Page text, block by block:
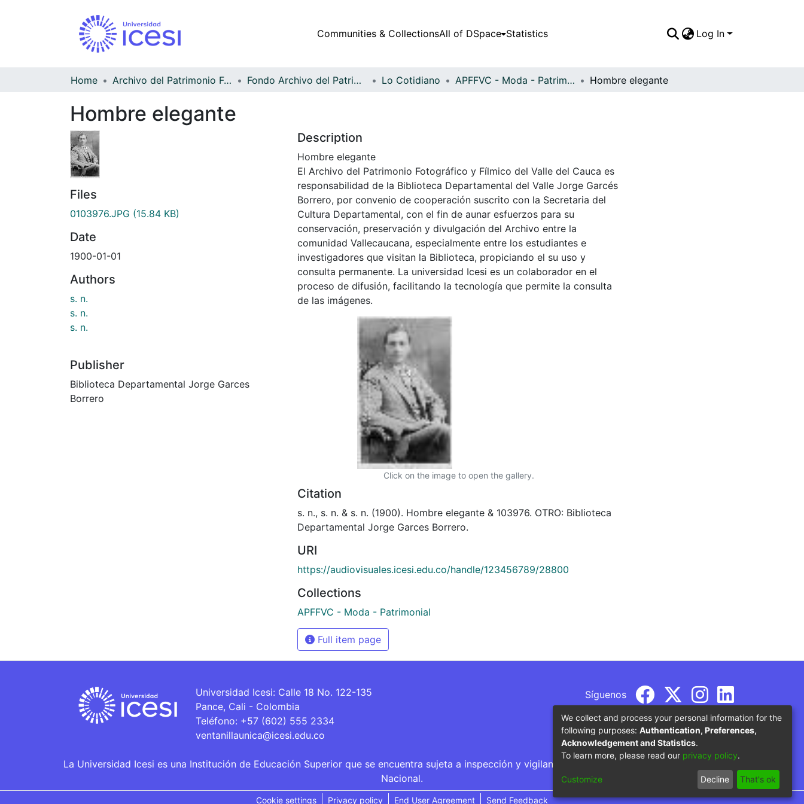
Communities & CollectionsAll of DSpace Statistics Log In
Home Archivo del Patrimonio Fotográfico y Fílmico del Valle del Cauca Fondo Archivo del Patrimonio Fotográfico y Fílmico del Valle del Cauca Lo Cotidiano APFFVC - Moda - Patrimonial Hombre elegante
Hombre elegante
Files
0103976.JPG (15.84 KB)
Date
1900-01-01
Authors
s. n.
s. n.
s. n.
Publisher
Biblioteca Departamental Jorge Garces
Borrero
Description
Hombre elegante
El Archivo del Patrimonio Fotográfico y Fílmico del Valle del Cauca es
responsabilidad de la Biblioteca Departamental del Valle Jorge Garcés
Borrero, por convenio de cooperación suscrito con la Secretaria del
Cultura Departamental, con el fin de aunar esfuerzos para su
conservación, preservación y divulgación del Archivo entre la
comunidad Vallecaucana, especialmente entre los estudiantes e
investigadores que visitan la Biblioteca, propiciando el su uso y
consulta permanente. La universidad Icesi es un colaborador en el
proceso de difusión, facilitando la tecnología que permite la consulta
de las imágenes.
Click on the image to open the gallery.
Citation
s. n., s. n. & s. n. (1900). Hombre elegante & 103976. OTRO: Biblioteca
Departamental Jorge Garces Borrero.
URI
https://audiovisuales.icesi.edu.co/handle/123456789/28800
Collections
APFFVC - Moda - Patrimonial
Full item page
Universidad Icesi: Calle 18 No. 122-135
Pance, Cali - Colombia
Teléfono: +57 (602) 555 2334
ventanillaunica@icesi.edu.co
Síguenos
La Universidad Icesi es una Institución de Educación Superior que se encuentra sujeta a inspección y vigilancia por parte del Ministerio de Educación
Nacional.
Cookie settings Privacy policy End User Agreement Send Feedback
We collect and process your personal information for the
following purposes: Authentication, Preferences,
Acknowledgement and Statistics.
To learn more, please read our privacy policy.
Customize Decline That's ok